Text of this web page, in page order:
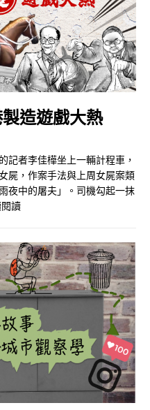
造遊戲大熱
記者李佳樺坐上一輛計程車，
屍，作案手法與上周女屍案類
夜中的屠夫」。司機勾起一抹
讀